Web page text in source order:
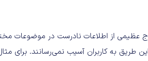
از اطلاعات نادرست در موضوعات
طریق به کاربران آسیب نمی‌رسانند. برای